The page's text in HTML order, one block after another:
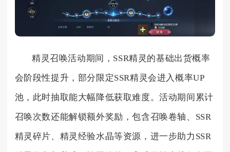
精灵召唤活动期间，SSR精灵的基础出货概率
会阶段性提升，部分限定SSR精灵会进入概率UP
池，此时抽取能大幅降低获取难度。活动期间累计
召唤次数还能解锁额外奖励，包含召唤卷轴、SSR
精灵碎片、精灵经验水晶等资源，进一步助力SSR